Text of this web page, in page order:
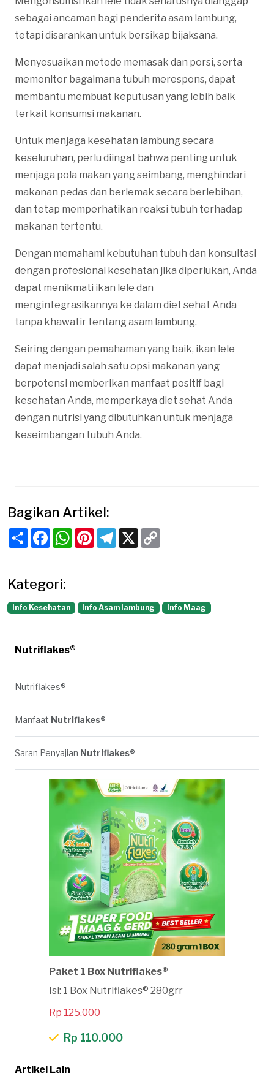
sebagai ancaman bagi penderita asam lambung,
tetapi disarankan untuk bersikap bijaksana.
Menyesuaikan metode memasak dan porsi, serta
memonitor bagaimana tubuh merespons, dapat
membantu membuat keputusan yang lebih baik
terkait konsumsi makanan.
Untuk menjaga kesehatan lambung secara
keseluruhan, perlu diingat bahwa penting untuk
menjaga pola makan yang seimbang, menghindari
makanan pedas dan berlemak secara berlebihan,
dan tetap memperhatikan reaksi tubuh terhadap
makanan tertentu.
Dengan memahami kebutuhan tubuh dan konsultasi
dengan profesional kesehatan jika diperlukan, Anda
dapat menikmati ikan lele dan
mengintegrasikannya ke dalam diet sehat Anda
tanpa khawatir tentang asam lambung.
Seiring dengan pemahaman yang baik, ikan lele
dapat menjadi salah satu opsi makanan yang
berpotensi memberikan manfaat positif bagi
kesehatan Anda, memperkaya diet sehat Anda
dengan nutrisi yang dibutuhkan untuk menjaga
keseimbangan tubuh Anda.
Bagikan Artikel:
ShareFacebookWhatsApp
PinterestTelegram
X
Kategori:
Info Kesehatan Info Asam lambung Info Maag
Nutriflakes®
Nutriflakes®
Manfaat Nutriflakes®
Saran Penyajian Nutriflakes®
Paket 1 Box Nutriflakes®
Isi: 1 Box Nutriflakes® 280grr
Rp 125.000
Rp 110.000
Artikel Lain